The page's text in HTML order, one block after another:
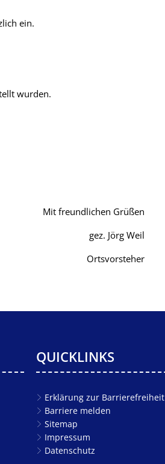
ein.
wurden.
Mit freundlichen Grüßen
gez. Jörg Weil
Ortsvorsteher
QUICKLINKS
Erklärung zur Barrierefreiheit
Barriere melden
Sitemap
Impressum
Datenschutz